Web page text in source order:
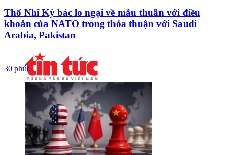
Thổ Nhĩ Kỳ bác lo ngại về mẫu thuẫn với điều
khoản của NATO trong thỏa thuận với Saudi
Arabia, Pakistan
30 phút